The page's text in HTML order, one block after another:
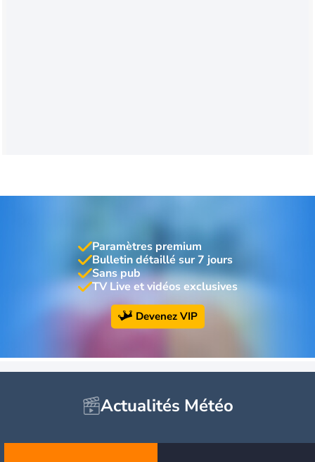
Paramètres premium
Bulletin détaillé sur 7 jours
Sans pub
TV Live et vidéos exclusives
Devenez VIP
Actualités Météo